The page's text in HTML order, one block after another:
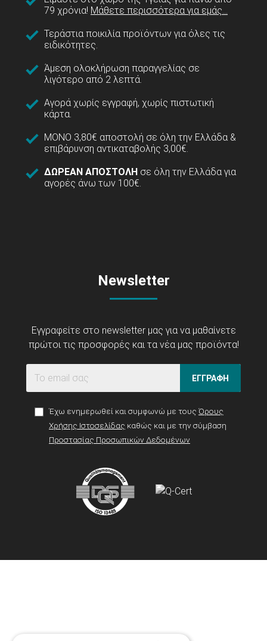
79 χρόνια! Μάθετε περισσότερα για εμάς...
Τεράστια ποικιλία προϊόντων για όλες τις
ειδικότητες.
Άμεση ολοκλήρωση παραγγελίας σε
λιγότερο από 2 λεπτά.
Αγορά χωρίς εγγραφή, χωρίς πιστωτική
κάρτα.
ΜΟΝΟ 3,80€ αποστολή σε όλη την Ελλάδα &
επιβάρυνση αντικαταβολής 3,00€.
ΔΩΡΕΑΝ ΑΠΟΣΤΟΛΗ σε όλη την Ελλάδα για
αγορές άνω των 100€.
Newsletter
Εγγραφείτε στο newsletter μας για να μαθαίνετε
πρώτοι τις προσφορές και τα νέα μας προϊόντα!
ΕΓΓΡΑΦΗ
Έχω ενημερωθεί και συμφωνώ με τους Όρους
Χρήσης Ιστοσελίδας καθώς και με την σύμβαση
Προστασίας Προσωπικών Δεδομένων